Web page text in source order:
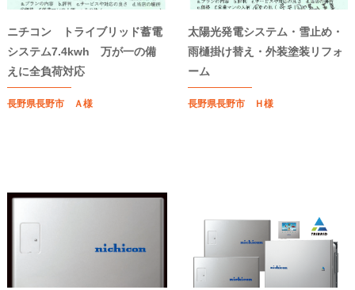
ニチコン トライブリッド蓄電
システム7.4kwh 万が一の備
えに全負荷対応
長野県長野市 Ａ様
太陽光発電システム・雪止め・
雨樋掛け替え・外装塗装リフォ
ーム
長野県長野市 Ｈ様